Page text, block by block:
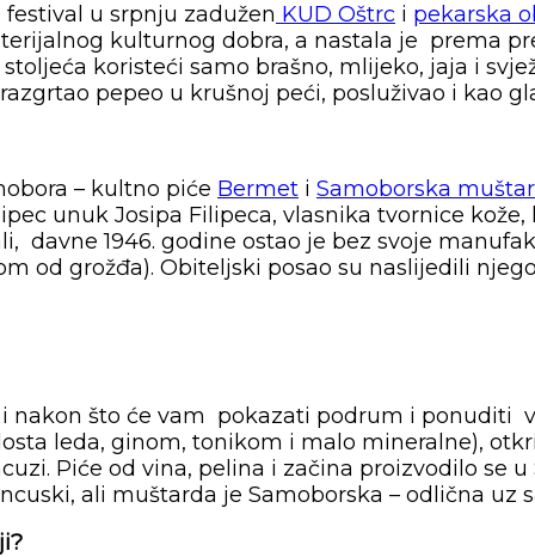
u srpnju zadužen KUD Oštrc i pekarska
kulturnog dobra, a nastala je prema
koristeći samo brašno, mlijeko, jaja i
pepeo u krušnoj peći, posluživao i kao
– kultno piće Bermet i Samoborska
unuk Josipa Filipeca, vlasnika tvornice
davne 1946. godine ostao je bez svoje
od grožđa). Obiteljski posao su naslijedili
nakon što će vam pokazati podrum i ponuditi
leda, ginom, tonikom i malo mineralne),
Piće od vina, pelina i začina proizvodilo se
ali muštarda je Samoborska – odlična uz